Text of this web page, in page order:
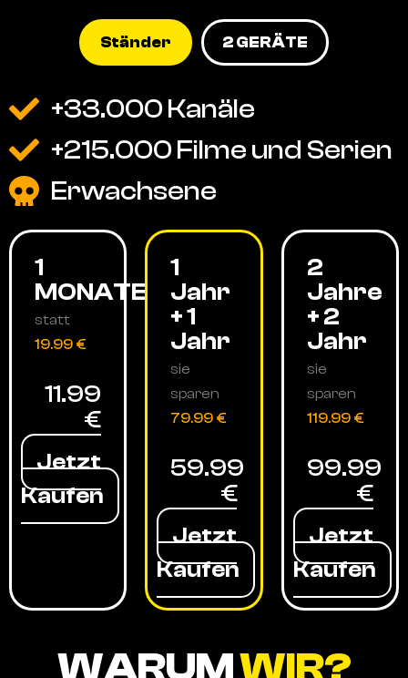
Ständer 2 GERÄTE
+33.000 Kanäle
+215.000 Filme und Serien
Erwachsene
1
MONATE
statt
19.99 €
11.99
€
Jetzt
Kaufen
1
Jahr
+ 1
Jahr
sie
sparen
79.99 €
59.99
€
Jetzt
Kaufen
2
Jahre
+ 2
Jahr
sie
sparen
119.99 €
99.99
€
Jetzt
Kaufen
WARUMWIR?